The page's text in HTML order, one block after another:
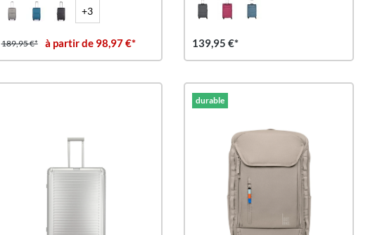
+3
189,95 €* à partir de 98,97 €* 139,95 €*
durable